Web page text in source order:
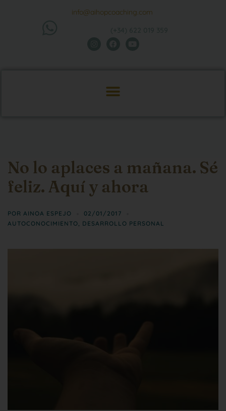
info@aihopcoaching.com
No lo aplaces a mañana. Sé
feliz. Aquí y ahora
POR AINOA ESPEJO
02/01/2017
AUTOCONOCIMIENTO, DESARROLLO PERSONAL